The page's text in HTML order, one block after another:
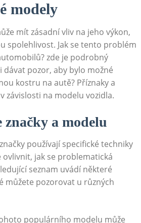
modely
mít zásadní vliv na jeho výkon,⁢
spolehlivost. ‍Jak se tento problém
zde je podrobný
pozor, aby⁣ bylo možné
kostru na autě? Příznaky ‌a
závislosti na modelu vozidla.
značky a modelu
používají specifické ⁣techniky
ovlivnit, jak​ se problematická
seznam uvádí některé
můžete pozorovat u různých
populárního modelu může